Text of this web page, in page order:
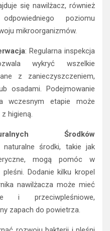
się nawilżacz, również
poziomu
mikroorganizmów.
: Regularna inspekcja
wykryć wszelkie
z zanieczyszczeniem,
osadami. Podejmowanie
wczesnym etapie może
higieną.
Środków
naturalne środki, takie jak
mogą pomóc w
Dodanie kilku kropel
nawilżacza może mieć
i przeciwpleśniowe,
zapach do powietrza.